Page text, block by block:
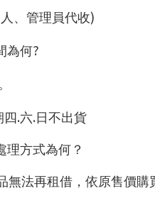
、管理員代收)
為何?
.六. 日不出貨
理方式為何？
法再租借，依原售價購